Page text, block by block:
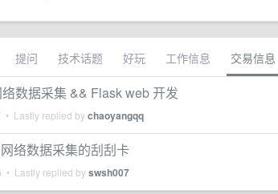
提问 技术话题 好玩 工作信息 交易信息
数据采集 && Flask web 开发
• Lastly replied bychaoyangqq
络数据采集的刮刮卡
• Lastly replied byswsh007